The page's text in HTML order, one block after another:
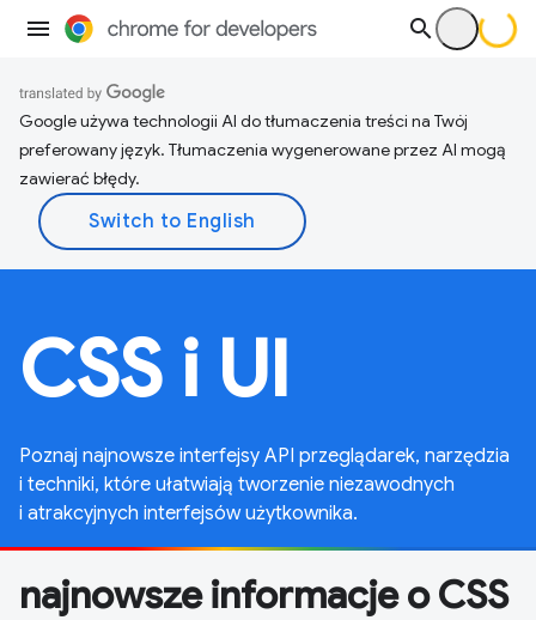
Google używa technologii AI do tłumaczenia treści na Twój
preferowany język. Tłumaczenia wygenerowane przez AI mogą
zawierać błędy.
CSS i UI
Poznaj najnowsze interfejsy API przeglądarek, narzędzia
i techniki, które ułatwiają tworzenie niezawodnych
i atrakcyjnych interfejsów użytkownika.
najnowsze informacje o CSS